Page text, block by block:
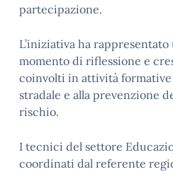
partecipazione.
L’iniziativa ha
momento di riflessione e
coinvolti in attività
stradale e alla prevenzione
rischio.
I tecnici del settore
coordinati dal referente